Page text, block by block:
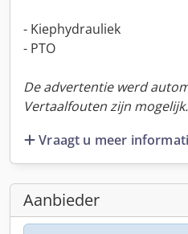
- Kiephydrauliek
- PTO
De advertentie werd
Vertaalfouten zijn mogelijk.
Vraagt u meer
Aanbieder